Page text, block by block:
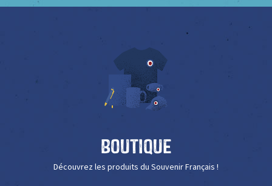
Boutique
Découvrez les produits du Souvenir Français !